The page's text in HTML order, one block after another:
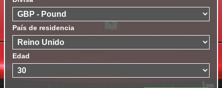
País de residencia
Edad